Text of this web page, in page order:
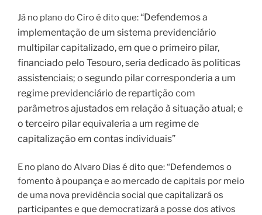
Já no plano do Ciro é dito que:“Defendemos a
implementação de um sistema previdenciário
multipilar capitalizado, em que o primeiro pilar,
financiado pelo Tesouro, seria dedicado às políticas
assistenciais; o segundo pilar corresponderia a um
regime previdenciário de repartição com
parâmetros ajustados em relação à situação atual; e
o terceiro pilar equivaleria a um regime de
capitalização em contas individuais”
E no plano do Alvaro Dias é dito que: “Defendemos o
fomento à poupança e ao mercado de capitais por meio
de uma nova previdência social que capitalizará os
participantes e que democratizará a posse dos ativos